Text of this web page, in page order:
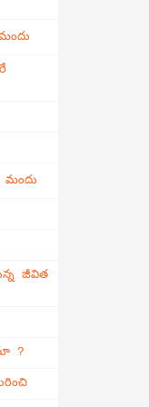
జీవిత
?